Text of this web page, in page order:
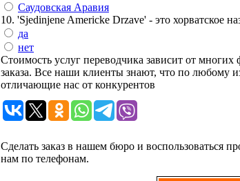
Саудовская Аравия
10. 'Sjedinjene Americke Drzave' - это хорватское
да
нет
Стоимость услуг переводчика зависит от
заказа. Все наши клиенты знают, что по любому
отличающие нас от конкурентов
Сделать заказ в нашем бюро и воспользоваться
нам по телефонам.